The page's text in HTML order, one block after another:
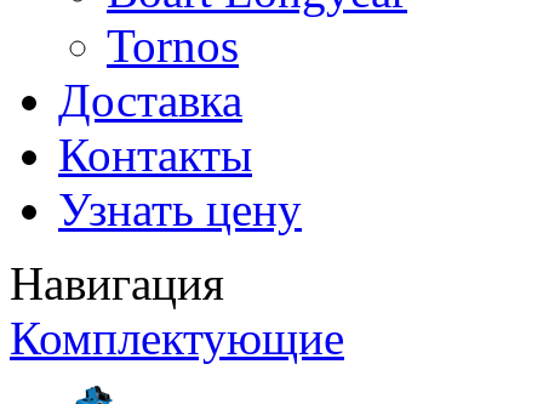
Tornos
Доставка
Контакты
Узнать цену
Навигация
Комплектующие